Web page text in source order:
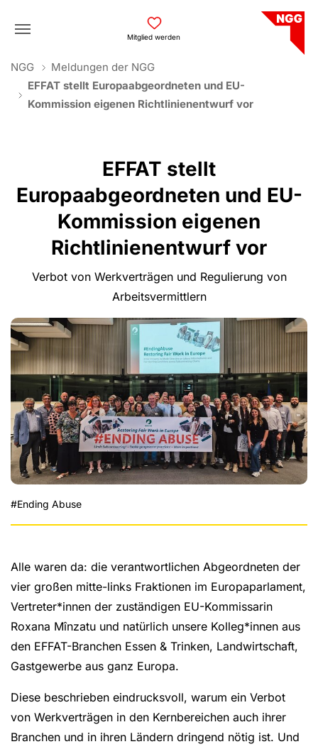
Mitglied werden
You are here:
NGG
Meldungen der NGG
EFFAT stellt Europaabgeordneten und EU-
Kommission eigenen Richtlinienentwurf vor
EFFAT stellt
Europaabgeordneten und EU-
Kommission eigenen
Richtlinienentwurf vor
Verbot von Werkverträgen und Regulierung von
Arbeitsvermittlern
#Ending Abuse
Alle waren da: die verantwortlichen Abgeordneten der
vier großen mitte-links Fraktionen im Europaparlament,
Vertreter*innen der zuständigen EU-Kommissarin
Roxana Mînzatu und natürlich unsere Kolleg*innen aus
den EFFAT-Branchen Essen & Trinken, Landwirtschaft,
Gastgewerbe aus ganz Europa.
Diese beschrieben eindrucksvoll, warum ein Verbot
von Werkverträgen in den Kernbereichen auch ihrer
Branchen und in ihren Ländern dringend nötig ist. Und